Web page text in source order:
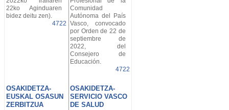
22ko Aginduaren
bidez deitu zen).
4722
Comunidad
Autónoma del País
Vasco, convocado
por Orden de 22 de
septiembre de
2022, del
Consejero de
Educación.
4722
OSAKIDETZA-
EUSKAL OSASUN
ZERBITZUA
OSAKIDETZA-
SERVICIO VASCO
DE SALUD